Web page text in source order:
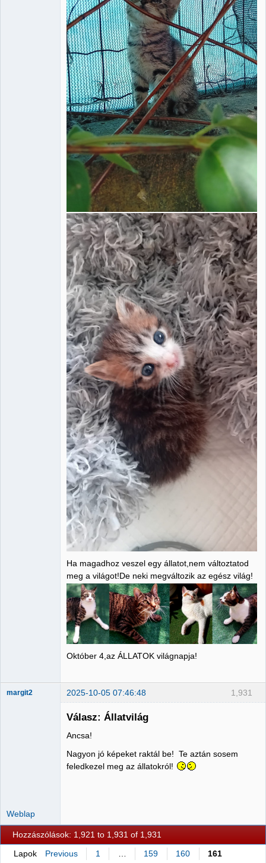
Ha magadhoz veszel egy állatot,nem változtatod
meg a világot!De neki megváltozik az egész világ!
Október 4,az ÁLLATOK világnapja!
1,931
margit2 2025-10-05 07:46:48
Válasz: Állatvilág
Ancsa!
Nagyon jó képeket raktál be! Te aztán sosem
feledkezel meg az állatokról!
Weblap
Hozzászólások: 1,921 to 1,931 of 1,931
Lapok Previous 1 159 160 161